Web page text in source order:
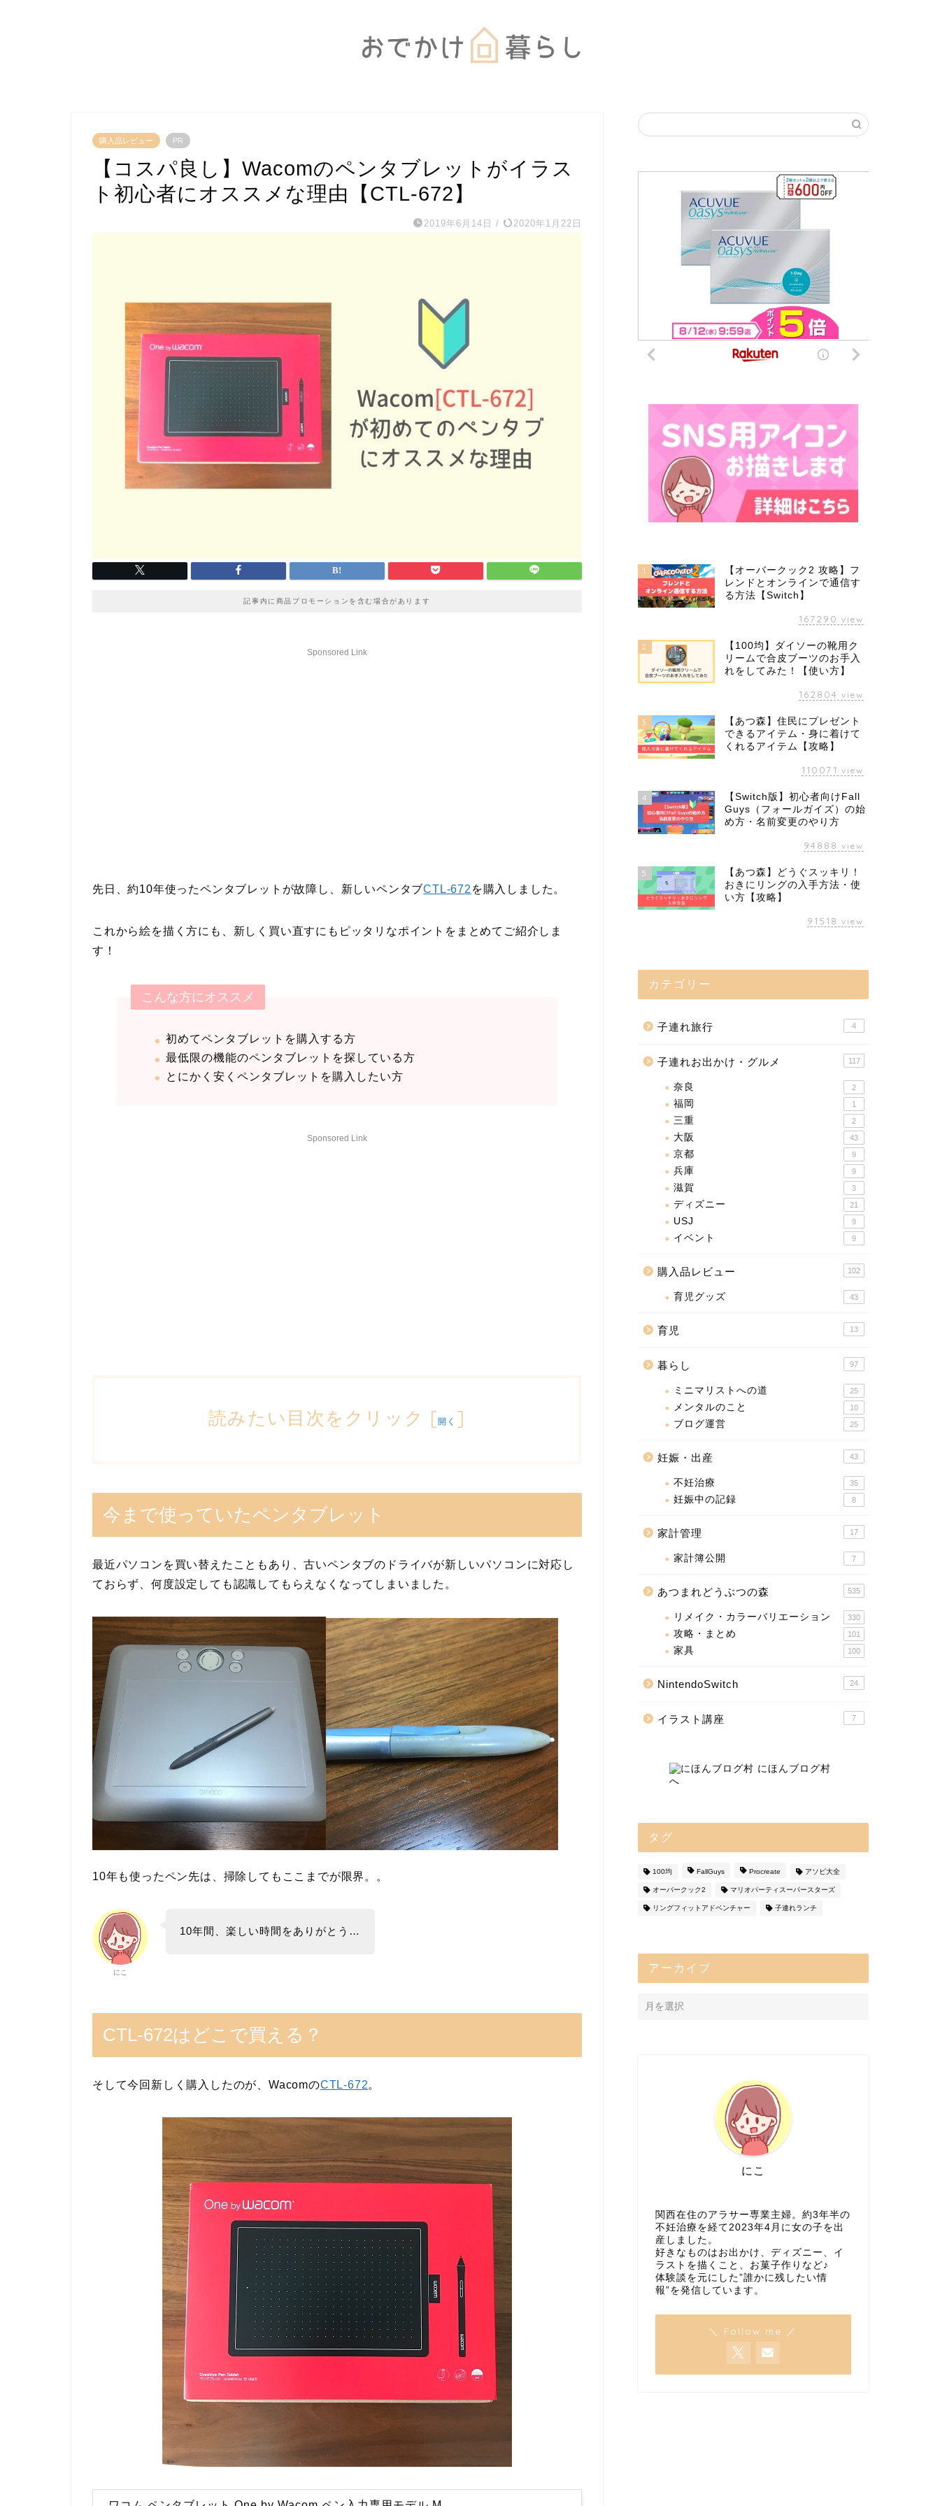
購入品レビュー PR
【コスパ良し】Wacomのペンタブレットがイラス
ト初心者にオススメな理由【CTL-672】
2019年6月14日 / 2020年1月22日
記事内に商品プロモーションを含む場合があります
Sponsored Link
先日、約10年使ったペンタブレットが故障し、新しいペンタブCTL-672 を購入しました。
これから絵を描く方にも、新しく買い直すにもピッタリなポイントをまとめてご紹介しま
す！
こんな方にオススメ
初めてペンタブレットを購入する方
最低限の機能のペンタブレットを探している方
とにかく安くペンタブレットを購入したい方
Sponsored Link
読みたい目次をクリック [開く ]
今まで使っていたペンタブレット
最近パソコンを買い替えたこともあり、古いペンタブのドライバが新しいパソコンに対応し
ておらず、何度設定しても認識してもらえなくなってしまいました。
10年も使ったペン先は、掃除してもここまでが限界。。
にこ
10年間、楽しい時間をありがとう…
CTL-672はどこで買える？
そして今回新しく購入したのが、WacomのCTL-672。
1
【オーバークック2 攻略】フ
レンドとオンラインで通信す
る方法【Switch】
167290 view
2
【100均】ダイソーの靴用ク
リームで合皮ブーツのお手入
れをしてみた！【使い方】
162804 view
3
【あつ森】住民にプレゼント
できるアイテム・身に着けて
くれるアイテム【攻略】
110071 view
4
【Switch版】初心者向けFall
Guys（フォールガイズ）の始
め方・名前変更のやり方
94888 view
5
【あつ森】どうぐスッキリ！
おきにリングの入手方法・使
い方【攻略】
91518 view
カテゴリー
子連れ旅行 4
子連れお出かけ・グルメ 117
奈良 2
福岡 1
三重 2
大阪 43
京都 9
兵庫 9
滋賀 3
ディズニー 21
USJ 9
イベント 9
購入品レビュー 102
育児グッズ 43
育児 13
暮らし 97
ミニマリストへの道 25
メンタルのこと 10
ブログ運営 25
妊娠・出産 43
不妊治療 35
妊娠中の記録 8
家計管理 17
家計簿公開 7
あつまれどうぶつの森 535
リメイク・カラーバリエーション 330
攻略・まとめ 101
家具 100
NintendoSwitch 24
イラスト講座 7
タグ
100均 FallGuys Procreate アソビ大全
オーバークック2 マリオパーティスーパースターズ
リングフィットアドベンチャー 子連れランチ
アーカイブ
にこ
関西在住のアラサー専業主婦。約3年半の
不妊治療を経て2023年4月に女の子を出
産しました。
好きなものはお出かけ、ディズニー、イ
ラストを描くこと、お菓子作りなど♪
体験談を元にした”誰かに残したい情
報”を発信しています。
＼ Follow me ／